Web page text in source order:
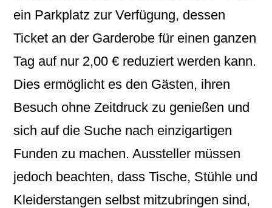
ein Parkplatz zur Verfügung, dessen
Ticket an der Garderobe für einen ganzen
Tag auf nur 2,00 € reduziert werden kann.
Dies ermöglicht es den Gästen, ihren
Besuch ohne Zeitdruck zu genießen und
sich auf die Suche nach einzigartigen
Funden zu machen. Aussteller müssen
jedoch beachten, dass Tische, Stühle und
Kleiderstangen selbst mitzubringen sind,